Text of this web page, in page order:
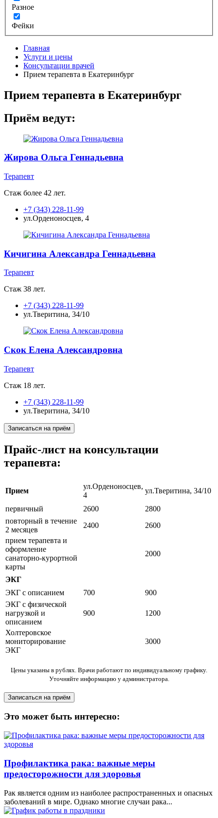
Разное
Фейки
Главная
Услуги и цены
Консультации врачей
Прием терапевта в Екатеринбург
Прием терапевта в Екатеринбург
Приём ведут:
Жирова Ольга Геннадьевна
Терапевт
Стаж более 42 лет.
+7 (343) 228-11-99
ул.Орденоносцев, 4
Кичигина Александра Геннадьевна
Терапевт
Стаж 38 лет.
+7 (343) 228-11-99
ул.Тверитина, 34/10
Скок Елена Александровна
Терапевт
Стаж 18 лет.
+7 (343) 228-11-99
ул.Тверитина, 34/10
Прайс-лист на консультации
терапевта:
Прием
ул.Орденоносцев,
4
ул.Тверитина, 34/10
первичный 2600
2800
повторный в течение
2 месяцев
2400
2600
прием терапевта и
оформление
санаторно-курортной
карты
2000
ЭКГ
ЭКГ с описанием
700
900
ЭКГ с физической
нагрузкой и
описанием
900 1200
Холтеровское
мониторирование
ЭКГ
3000
Цены указаны в рублях. Врачи работают по индивидуальному графику.
Уточняйте информацию у администратора.
Это может быть интересно:
Профилактика рака: важные меры
предосторожности для здоровья
Рак является одним из наиболее распространенных и опасных
заболеваний в мире. Однако многие случаи рака...